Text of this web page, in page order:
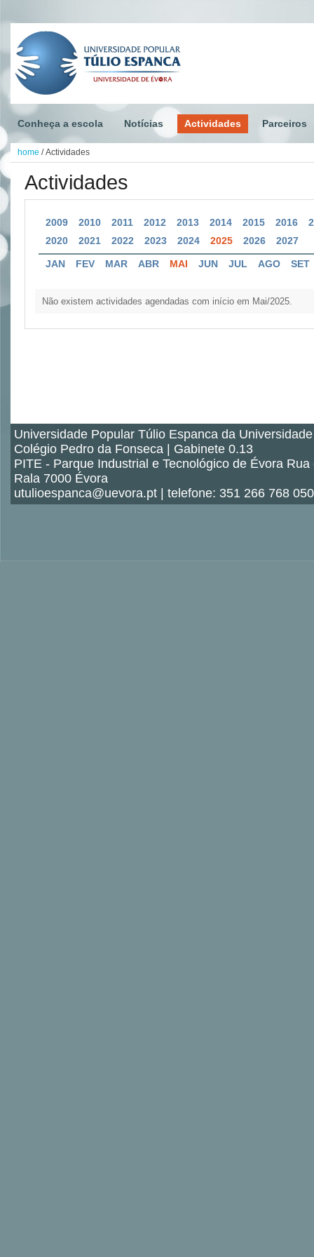
Conheça a escola Notícias Actividades Parceiros
home / Actividades
Actividades
2009 2010 2011 2012 2013 2014 2015 2016
2020
2021 2022 2023 2024 2025 2026 2027
JAN FEV MAR ABR MAI JUN JUL AGO SET
Não existem actividades agendadas com início em Mai/2025.
Universidade Popular Túlio Espanca da
Colégio Pedro da Fonseca | Gabinete 0.13
PITE - Parque Industrial e Tecnológico de Évora Rua
Rala 7000 Évora
utulioespanca@uevora.pt | telefone: 351 266 768 050